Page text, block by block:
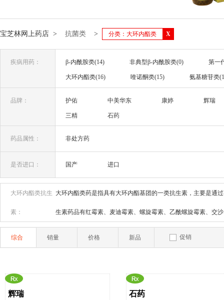
宝芝林网上药店 > 抗菌类 > 分类：大环内酯类 X
疾病用药： β-内酰胺类(14) 非典型β-内酰胺类(0) 第一
大环内酯类(16) 喹诺酮类(15) 氨基糖苷类
品牌：
护佑 中美华东 康婷 辉瑞
三精 石药
药品属性： 非处方药
是否进口： 国产 进口
大环内酯类抗生
素：
大环内酯类药是指具有大环内酯基团的一类抗生素，主要是通
生素药品有红霉素、麦迪霉素、螺旋霉素、乙酰螺旋霉素、交
综合 销量 价格 新品 促销
辉瑞 石药